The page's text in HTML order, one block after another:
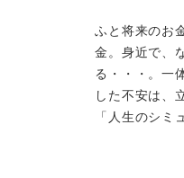
ふと将来のお
金。身近で、
る・・・。一
した不安は、
「人生のシミ